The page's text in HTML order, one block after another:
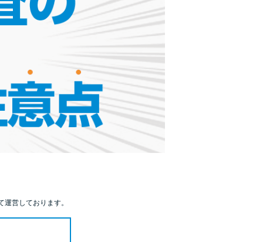
バレずに借りたい方向け
カードローン診断
カードローンQ&A
カードローンの見直しで40万円得した話
営しております。